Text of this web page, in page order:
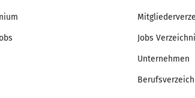
Jobs
Unternehmen